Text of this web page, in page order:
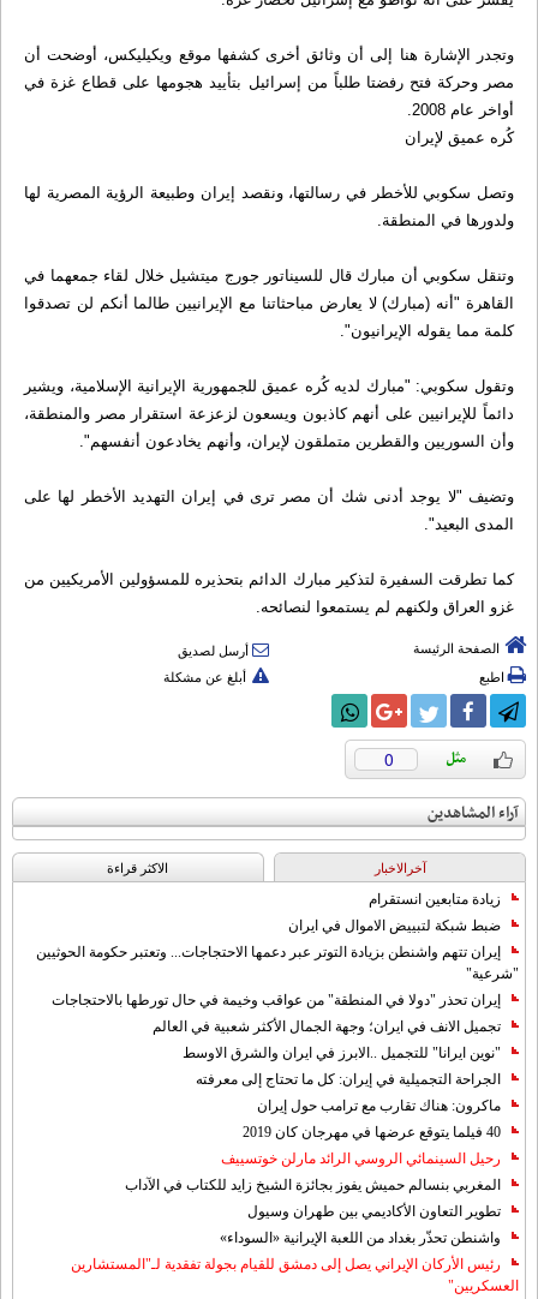
وتجدر الإشارة هنا إلى أن وثائق أخرى كشفها موقع ويكيليكس، أوضحت أن
مصر وحركة فتح رفضتا طلباً من إسرائيل بتأييد هجومها على قطاع غزة في
أواخر عام 2008.
كُره عميق لإيران
وتصل سكوبي للأخطر في رسالتها، ونقصد إيران وطبيعة الرؤية المصرية لها
ولدورها في المنطقة.
وتنقل سكوبي أن مبارك قال للسيناتور جورج ميتشيل خلال لقاء جمعهما في
القاهرة "أنه (مبارك) لا يعارض مباحثاتنا مع الإيرانيين طالما أنكم لن تصدقوا
كلمة مما يقوله الإيرانيون".
وتقول سكوبي: "مبارك لديه كُره عميق للجمهورية الإيرانية الإسلامية، ويشير
دائماً للإيرانيين على أنهم كاذبون ويسعون لزعزعة استقرار مصر والمنطقة،
وأن السوريين والقطرين متملقون لإيران، وأنهم يخادعون أنفسهم".
وتضيف "لا يوجد أدنى شك أن مصر ترى في إيران التهديد الأخطر لها على
المدى البعيد".
كما تطرقت السفيرة لتذكير مبارك الدائم بتحذيره للمسؤولين الأمريكيين من
غزو العراق ولكنهم لم يستمعوا لنصائحه.
الصفحة الرئيسة
أرسل لصديق
اطبع
أبلغ عن مشكلة
0
آراء المشاهدين
آخرالاخبار الاکثر قراءة
زيادة متابعين انستقرام
ضبط شبكة لتبييض الاموال في ايران
إيران تتهم واشنطن بزيادة التوتر عبر دعمها الاحتجاجات... وتعتبر حكومة الحوثيين
"شرعية"
إيران تحذر "دولا في المنطقة" من عواقب وخيمة في حال تورطها بالاحتجاجات
تجميل الانف في ايران؛ وجهة الجمال الأكثر شعبية في العالم
"نوين ايرانا" للتجميل ..الابرز في ايران والشرق الاوسط
الجراحة التجميلية في إيران: كل ما تحتاج إلى معرفته
ماكرون: هناك تقارب مع ترامب حول إيران
40 فيلما يتوقع عرضها في مهرجان كان 2019
رحيل السينمائي الروسي الرائد مارلن خوتسييف
المغربي بنسالم حميش يفوز بجائزة الشيخ زايد للكتاب في الآداب
تطوير التعاون الأكاديمي بين طهران وسيول
واشنطن تحذّر بغداد من اللعبة الإيرانية «السوداء»
رئيس الأركان الإيراني يصل إلى دمشق للقيام بجولة تفقدية لـ"المستشارين
العسكريين"